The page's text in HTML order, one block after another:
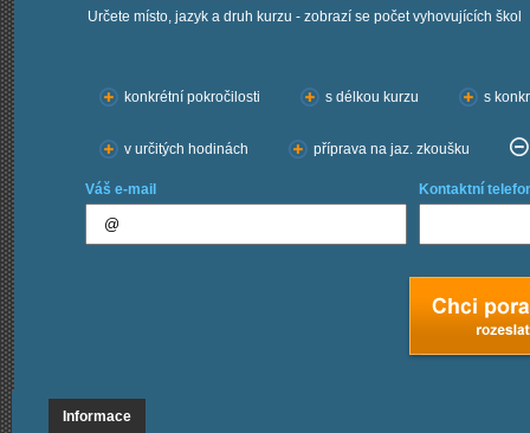
Určete místo, jazyk a druh kurzu - zobrazí se počet vyhovujících škol
konkrétní pokročilosti
s délkou kurzu s
v určitých hodinách příprava na jaz. zkoušku
Váš e-mail Kontaktní
Informace